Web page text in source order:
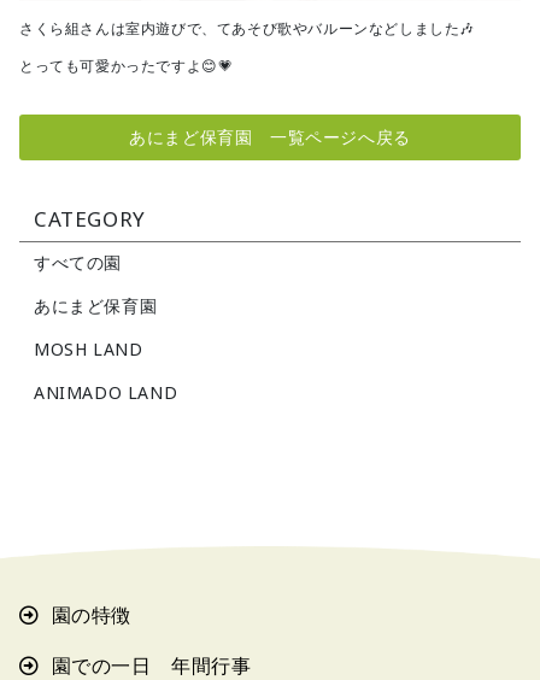
さくら組さんは室内遊びで、てあそび歌やバルーンなどしました🎶
とっても可愛かったですよ😊💗
あにまど保育園 一覧ページへ戻る
CATEGORY
すべての園
あにまど保育園
MOSH LAND
ANIMADO LAND
園の特徴
園での一日 年間行事